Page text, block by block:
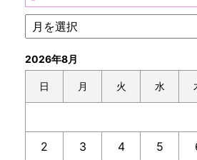
2026年8月
日 月 火 水
2 3 4 5